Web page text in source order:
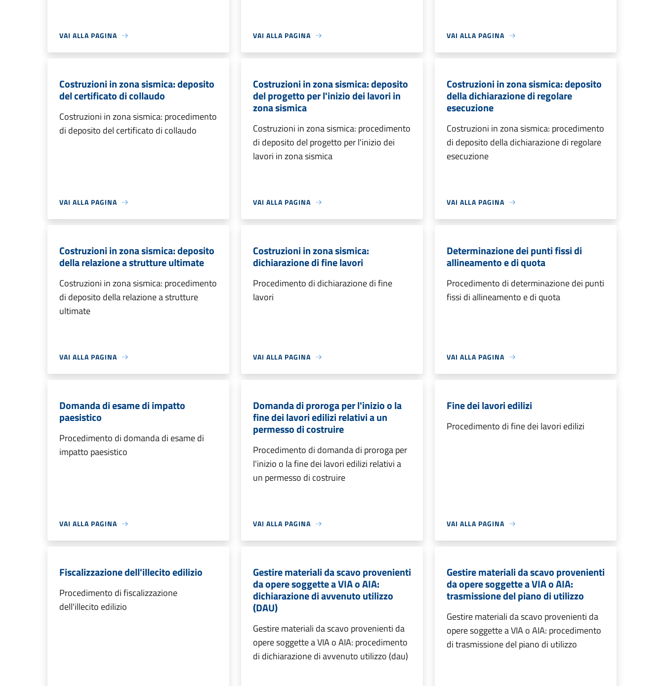
VAI ALLA PAGINA VAI ALLA PAGINA VAI ALLA PAGINA
Costruzioni in zona sismica: deposito
del certificato di collaudo
Costruzioni in zona sismica: procedimento
di deposito del certificato di collaudo
VAI ALLA PAGINA
Costruzioni in zona sismica: deposito
del progetto per l'inizio dei lavori in
zona sismica
Costruzioni in zona sismica: procedimento
di deposito del progetto per l'inizio dei
lavori in zona sismica
VAI ALLA PAGINA
Costruzioni in zona sismica: deposito
della dichiarazione di regolare
esecuzione
Costruzioni in zona sismica: procedimento
di deposito della dichiarazione di regolare
esecuzione
VAI ALLA PAGINA
Costruzioni in zona sismica: deposito
della relazione a strutture ultimate
Costruzioni in zona sismica: procedimento
di deposito della relazione a strutture
ultimate
VAI ALLA PAGINA
Costruzioni in zona sismica:
dichiarazione di fine lavori
Procedimento di dichiarazione di fine
lavori
VAI ALLA PAGINA
Determinazione dei punti fissi di
allineamento e di quota
Procedimento di determinazione dei punti
fissi di allineamento e di quota
VAI ALLA PAGINA
Domanda di esame di impatto
paesistico
Procedimento di domanda di esame di
impatto paesistico
VAI ALLA PAGINA
Domanda di proroga per l'inizio o la
fine dei lavori edilizi relativi a un
permesso di costruire
Procedimento di domanda di proroga per
l'inizio o la fine dei lavori edilizi relativi a
un permesso di costruire
VAI ALLA PAGINA
Fine dei lavori edilizi
Procedimento di fine dei lavori edilizi
VAI ALLA PAGINA
Fiscalizzazione dell'illecito edilizio
Procedimento di fiscalizzazione
dell'illecito edilizio
Gestire materiali da scavo provenienti
da opere soggette a VIA o AIA:
dichiarazione di avvenuto utilizzo
(DAU)
Gestire materiali da scavo provenienti da
opere soggette a VIA o AIA: procedimento
di dichiarazione di avvenuto utilizzo (dau)
Gestire materiali da scavo provenienti
da opere soggette a VIA o AIA:
trasmissione del piano di utilizzo
Gestire materiali da scavo provenienti da
opere soggette a VIA o AIA: procedimento
di trasmissione del piano di utilizzo